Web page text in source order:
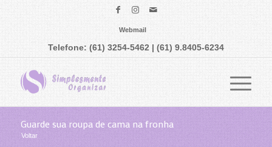
Webmail
Telefone: (61) 3254-5462 | (61) 9.8405-6234
Guarde sua roupa de cama na fronha
Voltar